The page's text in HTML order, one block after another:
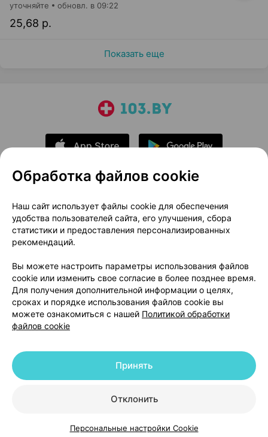
КаталогКорзинаИзбранноеПрофиль
25,68 р.
уточняйте обновл. в 09:22
Показать еще
О проекте
Новости проекта
Размещение рекламы
Медицинский маркетинг
Публичный договор
Доставка
Способы оплаты
Вакансии
Партнеры
Написать руководителю 103.by
Написать в поддержку
Персональные настройки Cookie
© 2026 ООО «Артокс Лаб», УНП 191700409 | 220012, Республика Беларусь,
+375 291212755
Обработка файлов cookie
Наш сайт использует файлы cookie для обеспечения
удобства пользователей сайта, его улучшения, сбора
статистики и предоставления персонализированных
рекомендаций.
Вы можете настроить параметры использования файлов
cookie или изменить свое согласие в более позднее время.
Для получения дополнительной информации о целях,
сроках и порядке использования файлов cookie вы
можете ознакомиться с нашей Политикой обработки
файлов cookie
Отклонить
Принять
Персональные настройки Cookie